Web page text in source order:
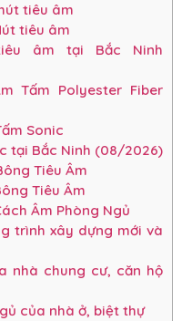
tiêu âm
tiêu âm
âm tại Bắc Ninh
Tấm Polyester Fiber
Sonic
tại Bắc Ninh (08/2026)
Tiêu Âm
Tiêu Âm
Âm Phòng Ngủ
trình xây dựng mới và
nhà chung cư, căn hộ
của nhà ở, biệt thự